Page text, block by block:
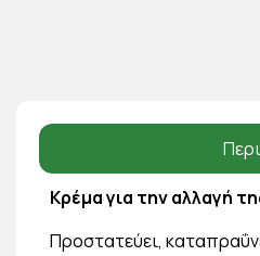
Κρέμα για την αλλαγή
Προστατεύει,